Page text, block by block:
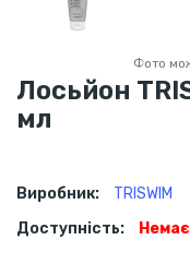
Фото
Лосьйон
мл
Виробник: TRISWIM
Доступність: